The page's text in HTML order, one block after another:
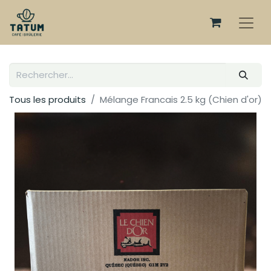
Tous les produits Mélange Francais 2.5 kg (Chien d'or)